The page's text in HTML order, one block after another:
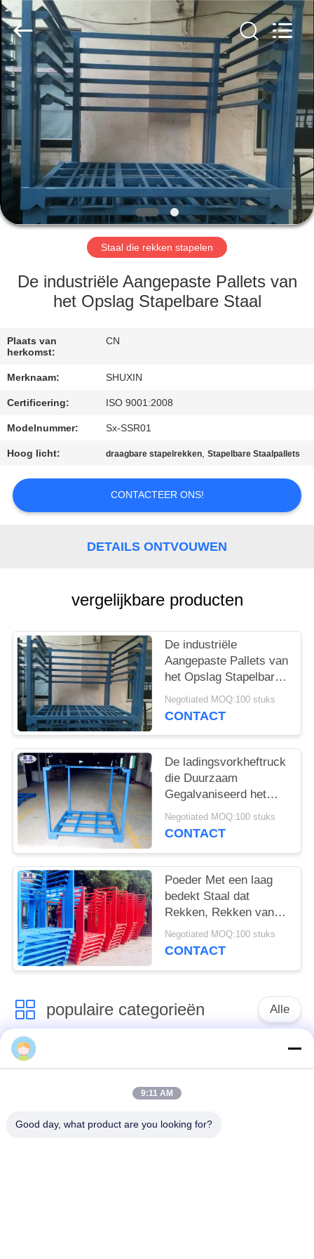
THUIS
PRODUCTEN
OVER
ONS
FABRIEKSTOCHT
KWALITEITSCONTROLE
CONTACT
ONS
OP
NIEUWS
PRIVACYBELEID
Wire
Mesh
Co.,
Ltd..
All
Rights
Reserved.
Staal die rekken stapelen
De industriële Aangepaste Pallets van
het Opslag Stapelbare Staal
Plaats van
herkomst:
CN
Merknaam: SHUXIN
Certificering: ISO 9001:2008
Modelnummer: Sx-SSR01
Hoog licht: draagbare stapelrekken,Stapelbare Staalpallets
CONTACTEER ONS!
DETAILS ONTVOUWEN
vergelijkbare producten
De industriële
Aangepaste Pallets van
het Opslag Stapelbare
Staal
Negotiated MOQ:100 stuks
CONTACT
De ladingsvorkheftruck
die Duurzaam
Gegalvaniseerd het
Ijzerstaal stapelt van
Palletrekken bespaart
Negotiated MOQ:100 stuks
CONTACT
Poeder Met een laag
bedekt Staal dat
Rekken, Rekken van
de Pakhuis de
Stapelbare Pallet voor
Negotiated MOQ:100 stuks
CONTACT
populaire categorieën Alle
Verdedigingsbarrière
Zand Gevulde
9:11 AM
Good day, what product are you looking for?